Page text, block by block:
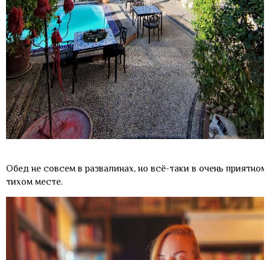
Обед не совсем в развалинах, но всё-таки в очень приятном
тихом месте.